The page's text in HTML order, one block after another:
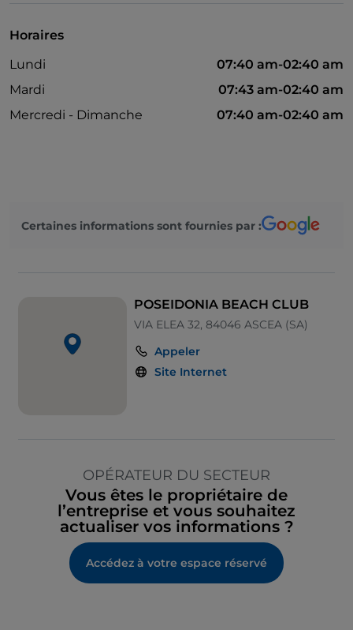
Dîner spectacle
Google Pay
Paiement avec Satispay
Espace enfants
Horaires
Lundi
07:40 am-02:40 am
Mardi
07:43 am-02:40 am
Mercredi - Dimanche
07:40 am-02:40 am
Certaines informations sont fournies par :
POSEIDONIA BEACH CLUB
VIA ELEA 32, 84046 ASCEA (SA)
Appeler
Site Internet
OPÉRATEUR DU SECTEUR
Vous êtes le propriétaire de
l’entreprise et vous souhaitez
actualiser vos informations ?
Accédez à votre espace réservé